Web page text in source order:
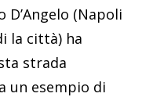
D’Angelo (Napoli
la città) ha
strada
un esempio di